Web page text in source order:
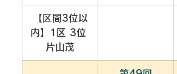
【区間3位以
内】1区 3位
片山茂